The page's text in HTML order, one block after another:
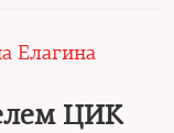
Елагина
ЦИК